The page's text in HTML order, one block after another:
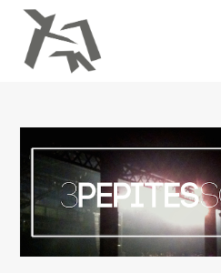
Skip
content